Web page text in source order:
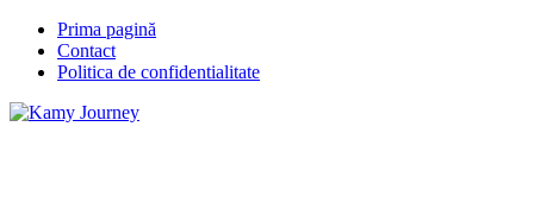
Prima pagină
Contact
Politica de confidentialitate